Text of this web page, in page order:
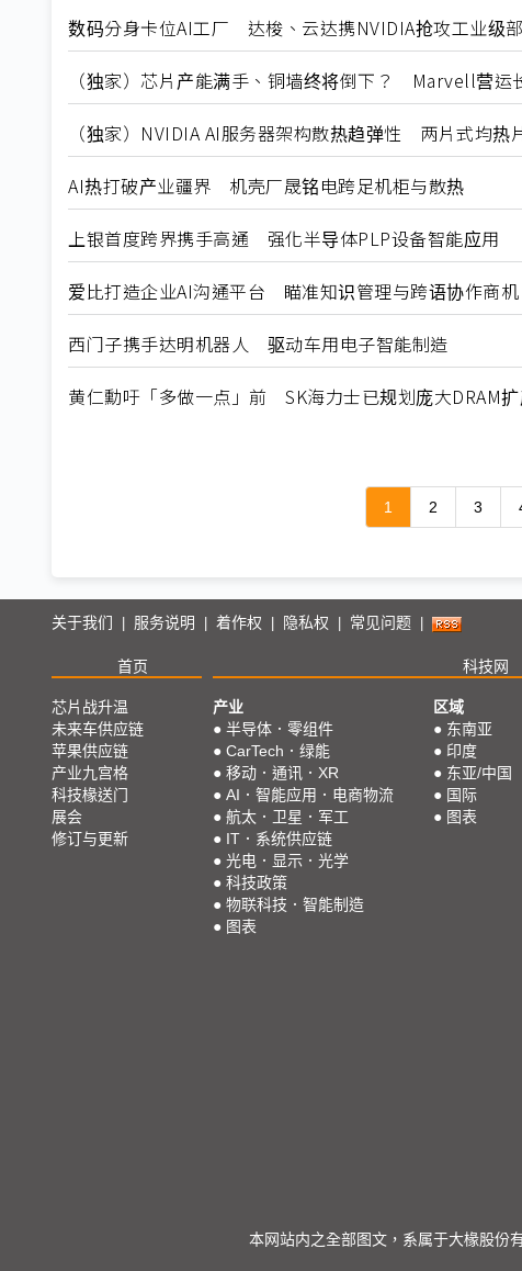
数码分身卡位AI工厂 达梭、云达携NVIDIA抢攻工业级
（独家）芯片产能满手、铜墙终将倒下？ Marvell营运
（独家）NVIDIA AI服务器架构散热趋弹性 两片式均热
AI热打破产业疆界 机壳厂晟铭电跨足机柜与散热
上银首度跨界携手高通 强化半导体PLP设备智能应用
爱比打造企业AI沟通平台 瞄准知识管理与跨语协作商机
西门子携手达明机器人 驱动车用电子智能制造
黄仁勳吁「多做一点」前 SK海力士已规划庞大DRAM
1 2 3
关于我们 服务说明 着作权 隐私权 常见问题
首页 科技网
芯片战升温
未来车供应链
苹果供应链
产业九宫格
科技椽送门
展会
修订与更新
产业
● 半导体．零组件
● CarTech．绿能
● 移动．通讯．XR
● AI．智能应用．电商物流
● 航太．卫星．军工
● IT．系统供应链
● 光电．显示．光学
● 科技政策
● 物联科技．智能制造
● 图表
区域
● 东南亚
● 印度
● 东亚/中国
● 国际
● 图表
本网站内之全部图文，系属于大椽股份